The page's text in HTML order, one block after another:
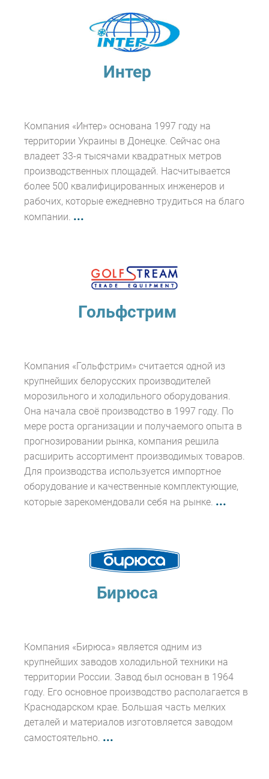
Интер
Компания «Интер» основана 1997 году на
территории Украины в Донецке. Сейчас она
владеет 33-я тысячами квадратных метров
производственных площадей. Насчитывается
более 500 квалифицированных инженеров и
рабочих, которые ежедневно трудиться на благо
компании. ...
Гольфстрим
Компания «Гольфстрим» считается одной из
крупнейших белорусских производителей
морозильного и холодильного оборудования.
Она начала своё производство в 1997 году. По
мере роста организации и получаемого опыта в
прогнозировании рынка, компания решила
расширить ассортимент производимых товаров.
Для производства используется импортное
оборудование и качественные комплектующие,
которые зарекомендовали себя на рынке. ...
Бирюса
Компания «Бирюса» является одним из
крупнейших заводов холодильной техники на
территории России. Завод был основан в 1964
году. Его основное производство располагается в
Краснодарском крае. Большая часть мелких
деталей и материалов изготовляется заводом
самостоятельно. ...